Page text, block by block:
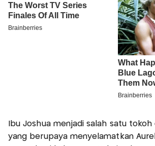
Ibu Joshua menjadi salah satu
yang berupaya menyelamatkan